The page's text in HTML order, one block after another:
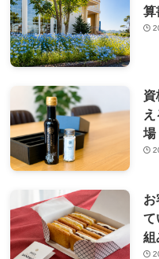
算
資
場
お
て
組